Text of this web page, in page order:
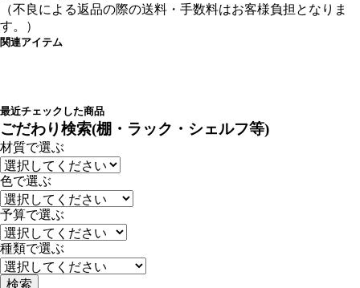
（不良による返品の際の送料・手数料はお客様負担となりま
す。）
関連アイテム
最近チェックした商品
ごだわり検索(棚・ラック・シェルフ等)
材質で選ぶ
色で選ぶ
予算で選ぶ
種類で選ぶ